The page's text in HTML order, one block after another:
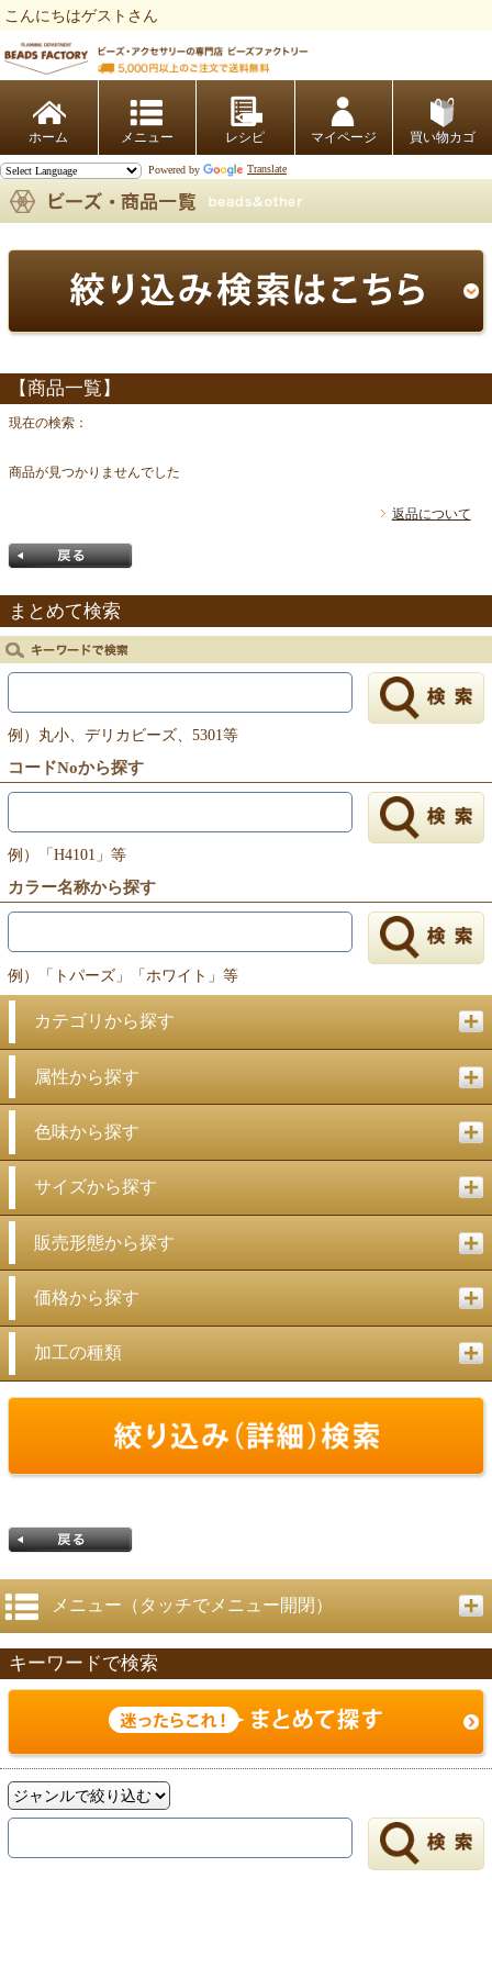
こんにちはゲストさん
ホーム レシピ マイページ 買い物カゴ
Powered by Translate
【商品一覧】
現在の検索：
商品が見つかりませんでした
返品について
戻る
まとめて検索
例）丸小、デリカビーズ、5301等
コードNoから探す
例）「H4101」等
カラー名称から探す
例）「トパーズ」「ホワイト」等
カテゴリから探す
属性から探す
色味から探す
サイズから探す
販売形態から探す
価格から探す
加工の種類
戻る
メニュー（タッチでメニュー開閉）
キーワードで検索